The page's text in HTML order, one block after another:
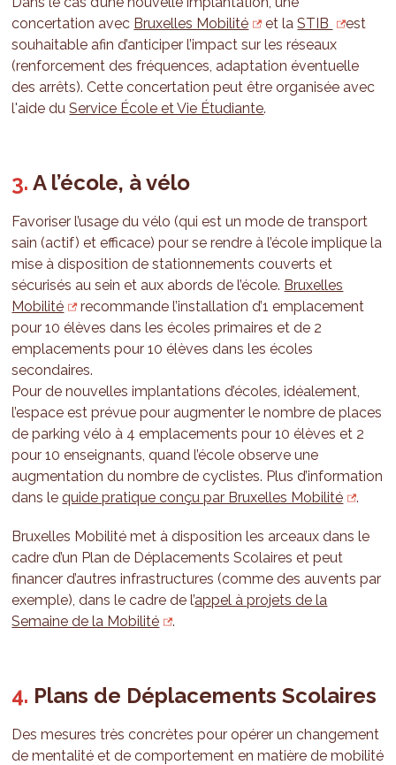
concertation avec Bruxelles Mobilité et laSTIB
est
souhaitable afin d’anticiper l’impact sur les réseaux
(renforcement des fréquences, adaptation éventuelle
des arrêts). Cette concertation peut être organisée avec
l'aide duService École et Vie Étudiante.
A l’école, à vélo
Favoriser l’usage du vélo (qui est un mode de transport
sain (actif) et efficace) pour se rendre à l’école implique la
mise à disposition de stationnements couverts et
sécurisés au sein et aux abords de l’école. Bruxelles
Mobilité
recommande l’installation d’1 emplacement
pour 10 élèves dans les écoles primaires et de 2
emplacements pour 10 élèves dans les écoles
secondaires.
Pour de nouvelles implantations d’écoles, idéalement,
l’espace est prévue pour augmenter le nombre de places
de parking vélo à 4 emplacements pour 10 élèves et 2
pour 10 enseignants, quand l’école observe une
augmentation du nombre de cyclistes. Plus d’information
dans lequide pratique conçu par Bruxelles Mobilité .
Bruxelles Mobilité met à disposition les arceaux dans le
cadre d’un Plan de Déplacements Scolaires et peut
financer d’autres infrastructures (comme des auvents par
exemple), dans le cadre de l’appel à projets de la
Semaine de la Mobilité
.
Plans de Déplacements Scolaires
Des mesures très concrètes pour opérer un changement
de mentalité et de comportement en matière de mobilité